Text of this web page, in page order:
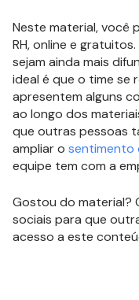
Neste material, você
RH, online e
sejam ainda mais
ideal é que o time se
apresentem alguns
ao longo dos
que outras pessoas
ampliar o sentimento
equipe tem com a
Gostou do material?
sociais para que
acesso a este